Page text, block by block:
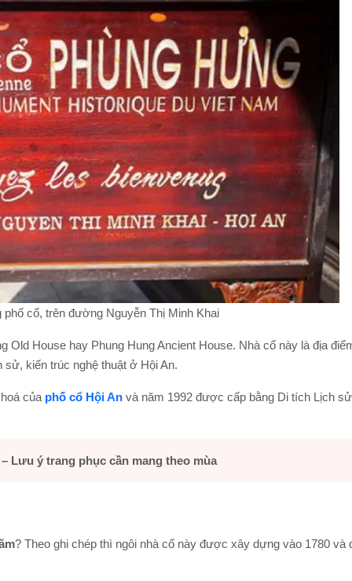
phố cổ, trên đường Nguyễn Thị Minh Khai
Old House hay Phung Hung Ancient House. Nhà cổ này là địa
sử, kiến trúc nghệ thuật ở Hội An.
của phố cổ Hội An và năm 1992 được cấp bằng Di tích Lịch
Lưu ý trang phục cần mang theo mùa
? Theo ghi chép thì ngôi nhà cổ này được xây dựng vào 1780 và